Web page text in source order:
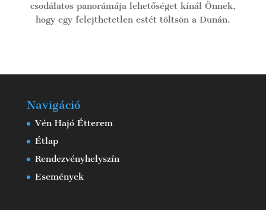
csodálatos panorámája lehetőséget kínál Önnek,
hogy egy felejthetetlen estét töltsön a Dunán.
Navigáció
Vén Hajó Étterem
Étlap
Rendezvényhelyszín
Események